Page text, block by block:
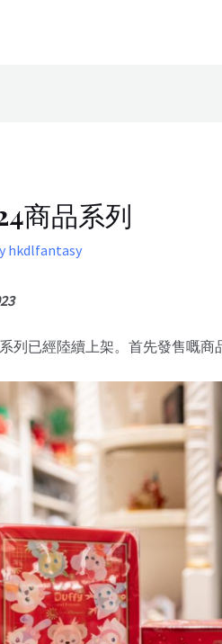
商品系列
hkdlfantasy
列已經陸續上架。首先發售嘅商